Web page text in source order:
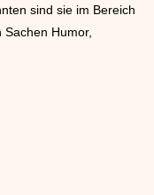
sind sie im Bereich
Humor,